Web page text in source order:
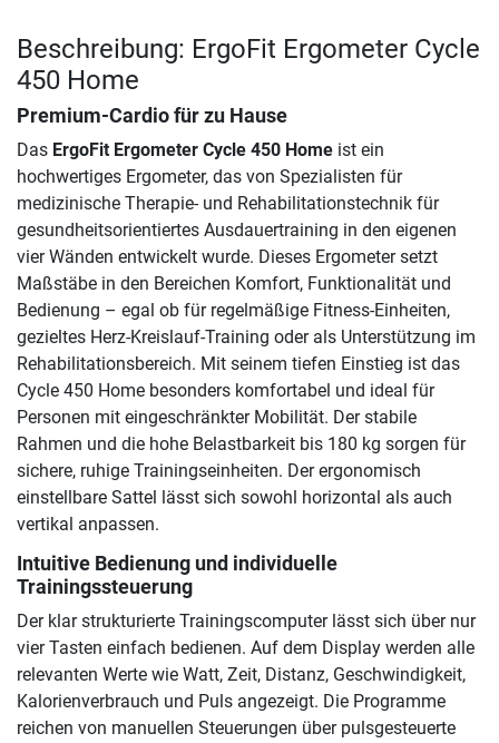
Beschreibung: ErgoFit Ergometer Cycle
450 Home
Premium-Cardio für zu Hause
Das ErgoFit Ergometer Cycle 450 Home ist ein
hochwertiges Ergometer, das von Spezialisten für
medizinische Therapie- und Rehabilitationstechnik für
gesundheitsorientiertes Ausdauertraining in den eigenen
vier Wänden entwickelt wurde. Dieses Ergometer setzt
Maßstäbe in den Bereichen Komfort, Funktionalität und
Bedienung – egal ob für regelmäßige Fitness-Einheiten,
gezieltes Herz-Kreislauf-Training oder als Unterstützung im
Rehabilitationsbereich. Mit seinem tiefen Einstieg ist das
Cycle 450 Home besonders komfortabel und ideal für
Personen mit eingeschränkter Mobilität. Der stabile
Rahmen und die hohe Belastbarkeit bis 180 kg sorgen für
sichere, ruhige Trainingseinheiten. Der ergonomisch
einstellbare Sattel lässt sich sowohl horizontal als auch
vertikal anpassen.
Intuitive Bedienung und individuelle
Trainingssteuerung
Der klar strukturierte Trainingscomputer lässt sich über nur
vier Tasten einfach bedienen. Auf dem Display werden alle
relevanten Werte wie Watt, Zeit, Distanz, Geschwindigkeit,
Kalorienverbrauch und Puls angezeigt. Die Programme
reichen von manuellen Steuerungen über pulsgesteuerte